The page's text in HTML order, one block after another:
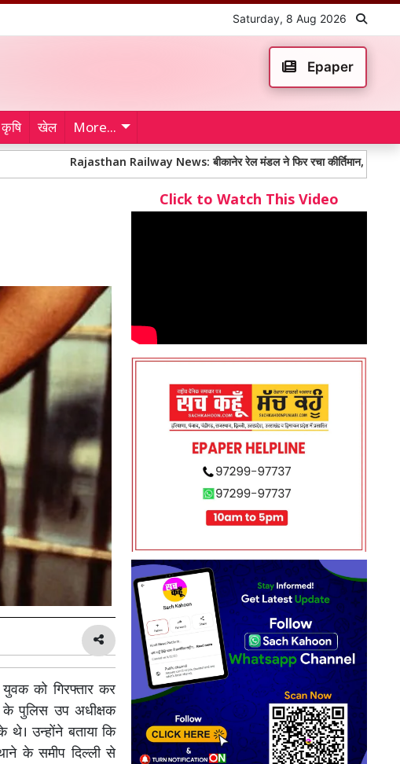
Saturday, 8 Aug 2026
Epaper
कृषि खेल More...
Rajasthan Railway News: बीकानेर रेल मंडल ने फिर रचा कीर्तिमान, औसतन 13 मिनट में
को गिरफ्तार कर
पुलिस उप अधीक्षक
उन्होंने बताया कि
के समीप दिल्ली से
Click to Watch This Video